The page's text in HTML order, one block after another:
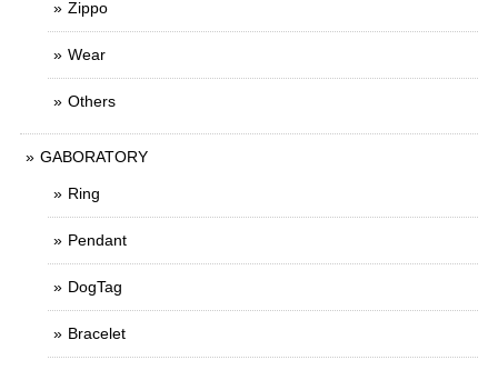
Zippo
Wear
Others
GABORATORY
Ring
Pendant
DogTag
Bracelet